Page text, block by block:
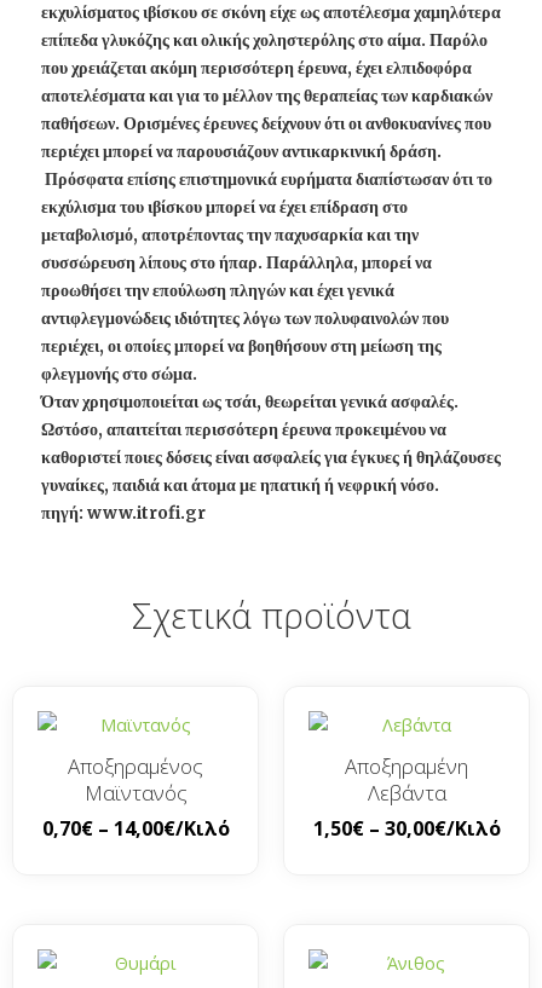
εκχυλίσματος ιβίσκου σε σκόνη είχε ως αποτέλεσμα χαμηλότερα
επίπεδα γλυκόζης και ολικής χοληστερόλης στο αίμα. Παρόλο
που χρειάζεται ακόμη περισσότερη έρευνα, έχει ελπιδοφόρα
αποτελέσματα και για το μέλλον της θεραπείας των καρδιακών
παθήσεων. Ορισμένες έρευνες δείχνουν ότι οι ανθοκυανίνες που
περιέχει μπορεί να παρουσιάζουν αντικαρκινική δράση.
Πρόσφατα επίσης επιστημονικά ευρήματα διαπίστωσαν ότι το
εκχύλισμα του ιβίσκου μπορεί να έχει επίδραση στο
μεταβολισμό, αποτρέποντας την παχυσαρκία και την
συσσώρευση λίπους στο ήπαρ. Παράλληλα, μπορεί να
προωθήσει την επούλωση πληγών και έχει γενικά
αντιφλεγμονώδεις ιδιότητες λόγω των πολυφαινολών που
περιέχει, οι οποίες μπορεί να βοηθήσουν στη μείωση της
φλεγμονής στο σώμα.
Όταν χρησιμοποιείται ως τσάι, θεωρείται γενικά ασφαλές.
Ωστόσο, απαιτείται περισσότερη έρευνα προκειμένου να
καθοριστεί ποιες δόσεις είναι ασφαλείς για έγκυες ή θηλάζουσες
γυναίκες, παιδιά και άτομα με ηπατική ή νεφρική νόσο.
πηγή: www.itrofi.gr
Σχετικά προϊόντα
Αποξηραμένος
Μαϊντανός
0,70€ – 14,00€/Κιλό
Αποξηραμένη
Λεβάντα
1,50€ – 30,00€/Κιλό